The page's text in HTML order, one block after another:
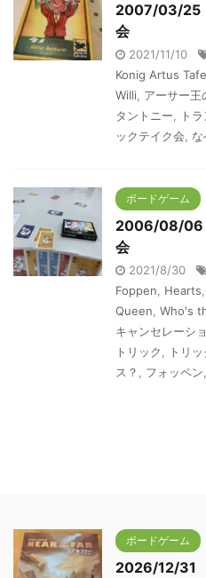
2007/03/25
会
2021/11/10
Konig Artus
Willi
アーサー王
タントニー
ト
ックテイク会
な
ボードゲーム
2006/08/06
会
2021/8/30
Foppen
Hearts
Queen Who's
キャンセレーシ
トリック
トリ
ス？
フォッペン
ボードゲーム
2026/12/31